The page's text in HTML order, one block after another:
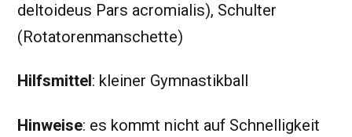
deltoideus Pars acromialis), Schulter
(Rotatorenmanschette)
Hilfsmittel: kleiner Gymnastikball
Hinweise: es kommt nicht auf Schnelligkeit